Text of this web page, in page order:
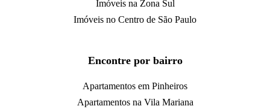
Imóveis na Zona Sul
Imóveis no Centro de São Paulo
Encontre por bairro
Apartamentos em Pinheiros
Apartamentos na Vila Mariana